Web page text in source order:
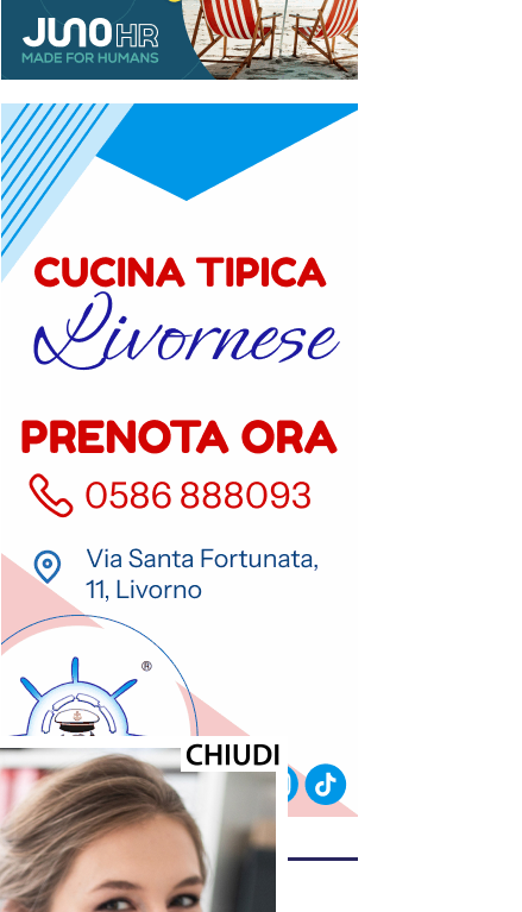
ULTIMI ARTICOLI